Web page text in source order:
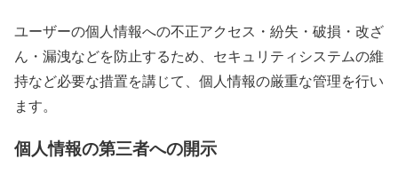
ユーザーの個人情報への不正アクセス・紛失・破損・改ざ
ん・漏洩などを防止するため、セキュリティシステムの維
持など必要な措置を講じて、個人情報の厳重な管理を行い
ます。
個人情報の第三者への開示